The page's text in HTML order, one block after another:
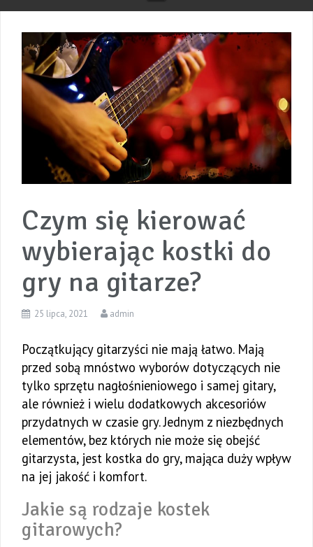
Czym się kierować
wybierając kostki do
gry na gitarze?
25 lipca, 2021 admin
Początkujący gitarzyści nie mają łatwo. Mają
przed sobą mnóstwo wyborów dotyczących nie
tylko sprzętu nagłośnieniowego i samej gitary,
ale również i wielu dodatkowych akcesoriów
przydatnych w czasie gry. Jednym z niezbędnych
elementów, bez których nie może się obejść
gitarzysta, jest kostka do gry, mająca duży wpływ
na jej jakość i komfort.
Jakie są rodzaje kostek
gitarowych?